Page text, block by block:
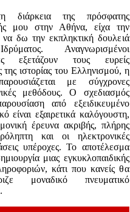
διάρκεια της πρόσφατης
μου στην Αθήνα, είχα την
να δω την εκπληκτική δουλειά
Αναγνωρισμένοι
εξετάζουν τους ευρείς
της ιστορίας του Ελληνισμού, η
με σύγχρονες
μεθόδους. O σχεδιασμός
από εξειδικευμένο
είναι εξαιρετικά καλόγουστη,
έρευνα ακριβής, πλήρης
και οι ηλεκτρονικές
υπέροχες. Το αποτέλεσμα
μιας εγκυκλοπαιδικής
κάτι που κανείς θα
μοναδικό πνευματικό